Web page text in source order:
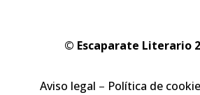
© Escaparate Literario
Aviso legal – Política de